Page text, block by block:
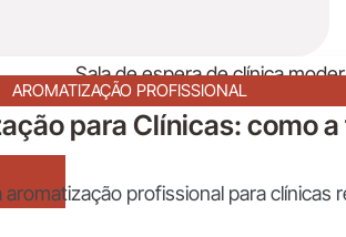
AROMATIZAÇÃO PROFISSIONAL
para Clínicas: como
aromatização profissional para